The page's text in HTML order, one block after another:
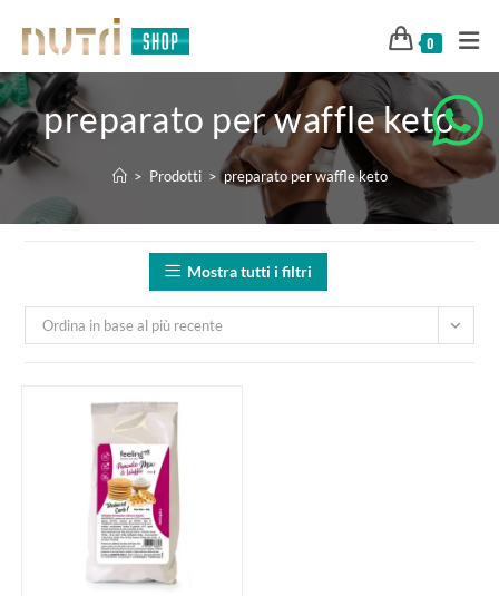
0
preparato per waffle keto
> Prodotti > preparato per waffle keto
Mostra tutti i filtri
Ordina in base al più recente